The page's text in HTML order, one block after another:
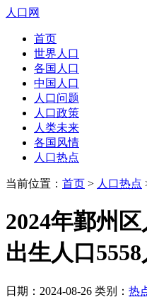
人口网
首页
世界人口
各国人口
中国人口
人口问题
人口政策
人类未来
各国风情
人口热点
当前位置： 首页 > 人口热点
2024年鄞州
出生人口5558
日期：2024-08-26 类别： 热